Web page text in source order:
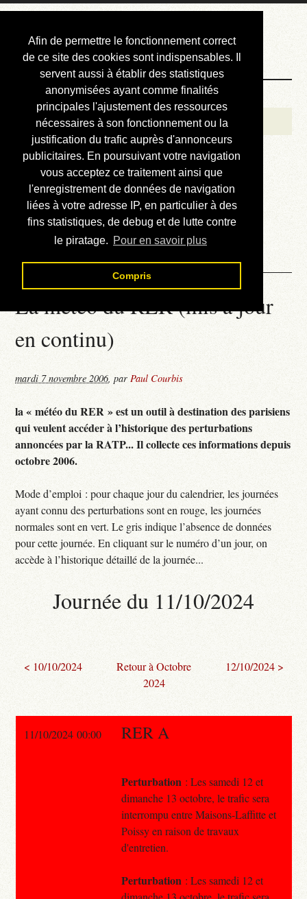
Afin de permettre le fonctionnement correct
de ce site des cookies sont indispensables. Il
servent aussi à établir des statistiques
anonymisées ayant comme finalités
principales l'ajustement des ressources
nécessaires à son fonctionnement ou la
justification du trafic auprès d'annonceurs
publicitaires. En poursuivant votre navigation
vous acceptez ce traitement ainsi que
l'enregistrement de données de navigation
liées à votre adresse IP, en particulier à des
fins statistiques, de debug et de lutte contre
le piratage. Pour en savoir plus
Compris
Courbis, « LE »
Blog Officiel
Bienvenue
Réalisations
Divers (et d’été)
Annonces
Liens externes
Téléchargement
Contact
La météo du RER (mis à jour
en continu)
mardi 7 novembre 2006,parPaul Courbis
la « météo du RER » est un outil à destination des parisiens
qui veulent accéder à l’historique des perturbations
annoncées par la RATP... Il collecte ces informations depuis
octobre 2006.
Mode d’emploi : pour chaque jour du calendrier, les journées
ayant connu des perturbations sont en rouge, les journées
normales sont en vert. Le gris indique l’absence de données
pour cette journée. En cliquant sur le numéro d’un jour, on
accède à l’historique détaillé de la journée...
Journée du 11/10/2024
< 10/10/2024
Retour à Octobre
2024
12/10/2024 >
11/10/2024 00:00 RER A
Perturbation : Les samedi 12 et
dimanche 13 octobre, le trafic sera
interrompu entre Maisons-Laffitte et
Poissy en raison de travaux
d'entretien.
Perturbation : Les samedi 12 et